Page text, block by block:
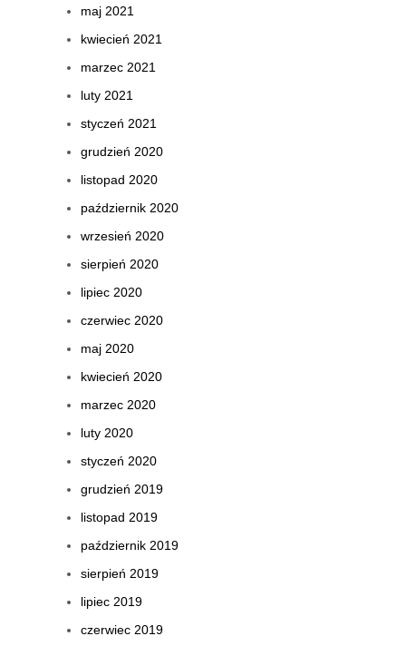
maj 2021
kwiecień 2021
marzec 2021
luty 2021
styczeń 2021
grudzień 2020
listopad 2020
październik 2020
wrzesień 2020
sierpień 2020
lipiec 2020
czerwiec 2020
maj 2020
kwiecień 2020
marzec 2020
luty 2020
styczeń 2020
grudzień 2019
listopad 2019
październik 2019
sierpień 2019
lipiec 2019
czerwiec 2019